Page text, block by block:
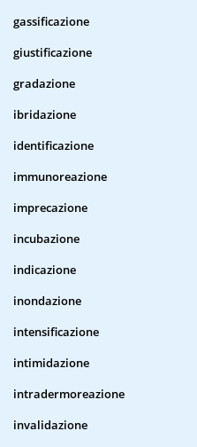
gassificazione
giustificazione
gradazione
ibridazione
identificazione
immunoreazione
imprecazione
incubazione
indicazione
inondazione
intensificazione
intimidazione
intradermoreazione
invalidazione